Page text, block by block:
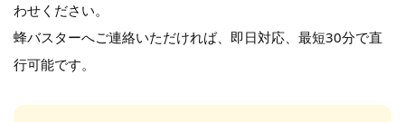
わせください。
蜂バスターへご連絡いただければ、即日対応、最短30分で直
行可能です。